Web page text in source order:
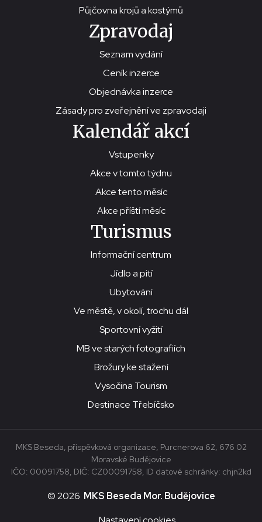
Půjčovna krojů a kostýmů
Zpravodaj
Seznam vydání
Ceník inzerce
Objednávka inzerce
Zásady pro zveřejnění ve zpravodaji
Kalendář akcí
Vstupenky
Akce v tomto týdnu
Akce tento měsíc
Akce příští měsíc
Turismus
Informační centrum
Jídlo a pití
Ubytování
Ve městě, v okolí, trochu dál
Sportovní vyžití
MB ve starých fotografiích
Brožury ke stažení
Vysočina Tourism
Destinace Třebíčsko
© 2026 MKS Beseda Mor. Budějovice
MKS Beseda, příspěvková organizace, Purcnerova 62, 676 02
Moravské Budějovice
IČO: 00091758, DIČ: CZ00091758, ID datové schránky: chjn2kd